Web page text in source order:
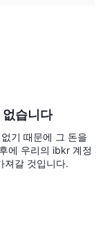
하면 규제되지 않
어 자금을 큰 위험
때 브로커와의
하는 것이 현명한 선
없습니다
기 때문에 그 돈을
에 우리의 ibkr 계정
져갈 것입니다.